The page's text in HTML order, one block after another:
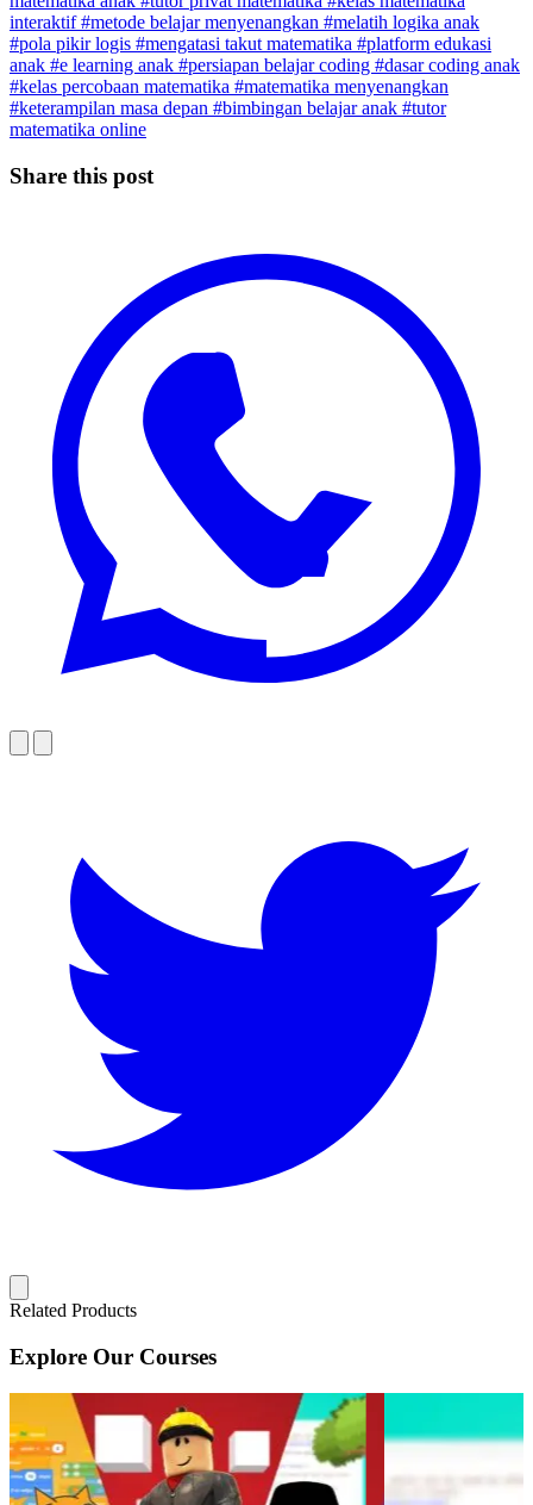
interaktif#metode belajar menyenangkan #melatih logika anak
#pola pikir logis #mengatasi takut matematika #platform edukasi
anak #e learning anak #persiapan belajar coding #dasar coding anak
#kelas percobaan matematika #matematika menyenangkan
#keterampilan masa depan #bimbingan belajar anak #tutor
matematika online
Share this post
Related Products
Explore Our Courses